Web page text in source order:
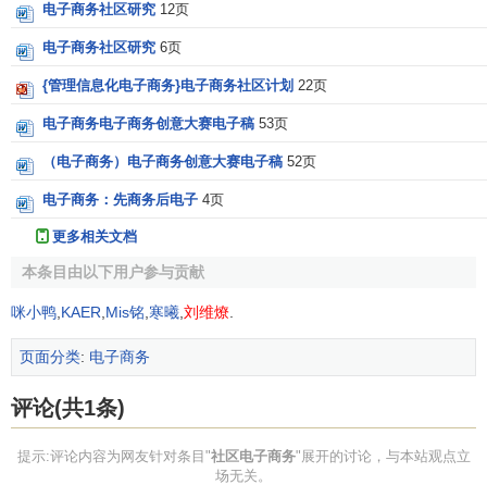
卖家看重了社区的用户、人气、口碑，但卖家对如何引
导用户购买方面缺乏
纵使站长有心去变现人气，有引入电子商务的欲望，但
缺乏平台支撑、缺乏系统化运营思路、缺乏电子商务相关上
下游资源，总体上呈现心有余而力不足。
牌群第一步建立买家购物诉求的专业场所，聚合人气
2.主题群和品牌群可以理解为一个
入住不同的专业市场，由专业市场给店铺导入流量
买家及资讯整合），直接帮助潜在买家做 决策
电子商务社区研究 12页
电子商务社区研究 6页
{管理信息化电子商务}电子商务社区计划 22页
电子商务电子商务创意大赛电子稿 53页
（电子商务）电子商务创意大赛电子稿 52页
电子商务：先商务后电子 4页
更多相关文档
本条目由以下用户参与贡献
咪小鸭 KAER Mis铭 寒曦 刘维燎
页面分类: 电子商务
评论(共1条)
提示:评论内容为网友针对条目"社区电子商务"展开的讨论，与本站观点立
场无关。